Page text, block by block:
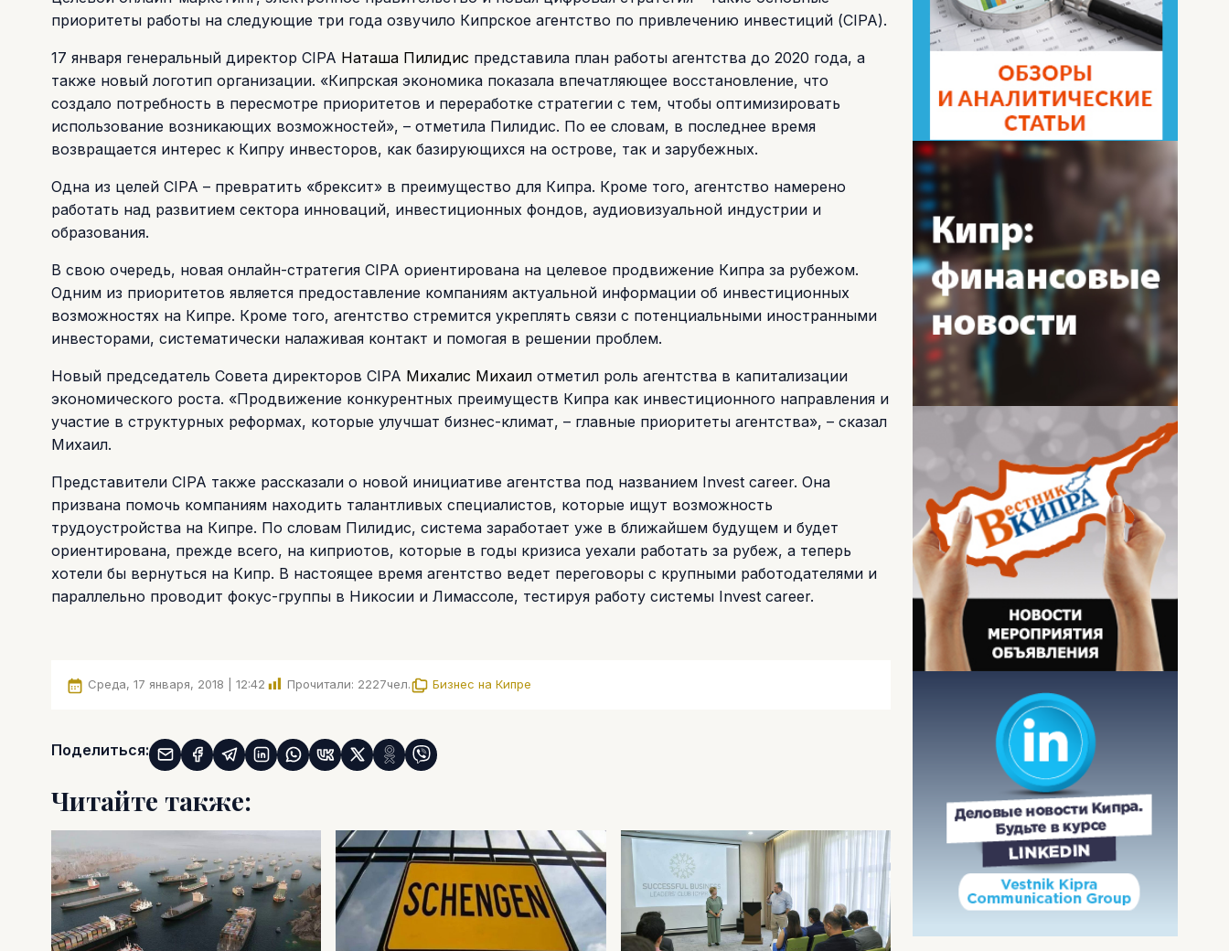
приоритеты работы на следующие три года озвучило Кипрское агентство по привлечению инвестиций (CIPA).
17 января генеральный директор CIPA Наташа Пилидис представила план работы агентства до 2020 года, а
также новый логотип организации. «Кипрская экономика показала впечатляющее восстановление, что
создало потребность в пересмотре приоритетов и переработке стратегии с тем, чтобы оптимизировать
использование возникающих возможностей», – отметила Пилидис. По ее словам, в последнее время
возвращается интерес к Кипру инвесторов, как базирующихся на острове, так и зарубежных.
Одна из целей CIPA – превратить «брексит» в преимущество для Кипра. Кроме того, агентство намерено
работать над развитием сектора инноваций, инвестиционных фондов, аудиовизуальной индустрии и
образования.
В свою очередь, новая онлайн-стратегия CIPA ориентирована на целевое продвижение Кипра за рубежом.
Одним из приоритетов является предоставление компаниям актуальной информации об инвестиционных
возможностях на Кипре. Кроме того, агентство стремится укреплять связи с потенциальными иностранными
инвесторами, систематически налаживая контакт и помогая в решении проблем.
Новый председатель Совета директоров CIPA Михалис Михаил отметил роль агентства в капитализации
экономического роста. «Продвижение конкурентных преимуществ Кипра как инвестиционного направления и
участие в структурных реформах, которые улучшат бизнес-климат, – главные приоритеты агентства», – сказал
Михаил.
Представители CIPA также рассказали о новой инициативе агентства под названием Invest career. Она
призвана помочь компаниям находить талантливых специалистов, которые ищут возможность
трудоустройства на Кипре. По словам Пилидис, система заработает уже в ближайшем будущем и будет
ориентирована, прежде всего, на киприотов, которые в годы кризиса уехали работать за рубеж, а теперь
хотели бы вернуться на Кипр. В настоящее время агентство ведет переговоры с крупными работодателями и
параллельно проводит фокус-группы в Никосии и Лимассоле, тестируя работу системы Invest career.
Среда, 17 января, 2018 | 12:42 Прочитали: 2227чел. Бизнес на Кипре
Поделиться:
Читайте также: